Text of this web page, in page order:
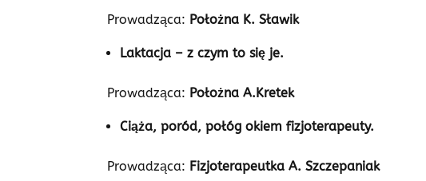
Prowadząca: Położna K. Sławik
Laktacja – z czym to się je.
Prowadząca: Położna A.Kretek
Ciąża, poród, połóg okiem fizjoterapeuty.
Prowadząca: Fizjoterapeutka A. Szczepaniak